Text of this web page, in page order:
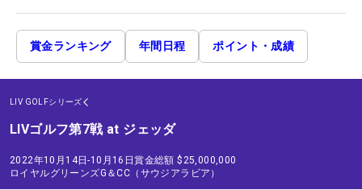
賞金ランキング 年間日程 ポイント・成績
LIV GOLFシリーズ
LIVゴルフ第7戦 at ジェッダ
2022年10月14日-10月16日賞金総額 $25,000,000
ロイヤルグリーンズG＆CC（サウジアラビア）